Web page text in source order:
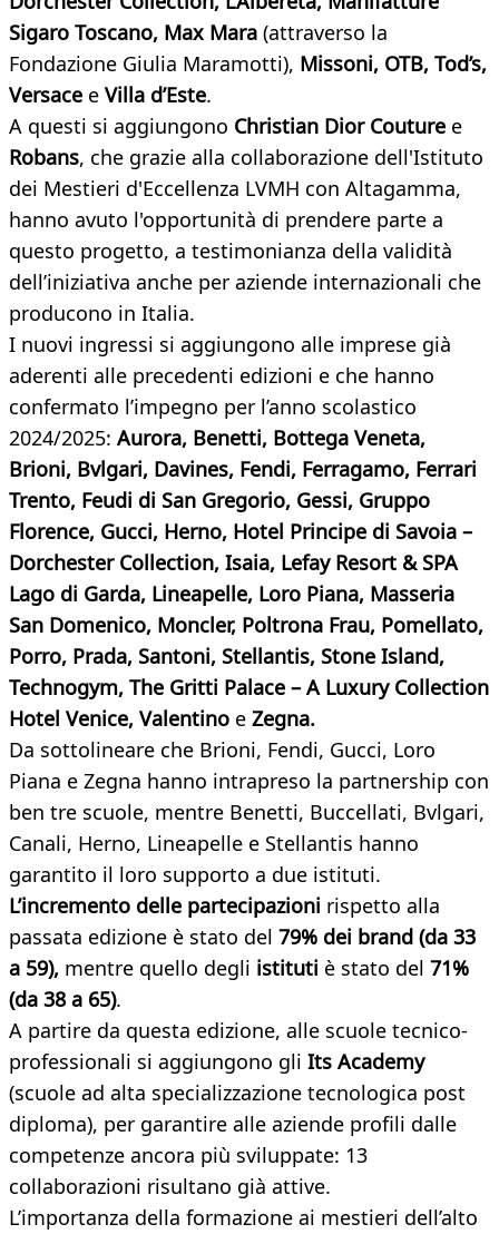
Sigaro Toscano, Max Mara (attraverso la
Fondazione Giulia Maramotti), Missoni, OTB, Tod’s,
Versace e Villa d’Este.
A questi si aggiungono Christian Dior Couture e
Robans, che grazie alla collaborazione dell'Istituto
dei Mestieri d'Eccellenza LVMH con Altagamma,
hanno avuto l'opportunità di prendere parte a
questo progetto, a testimonianza della validità
dell’iniziativa anche per aziende internazionali che
producono in Italia.
I nuovi ingressi si aggiungono alle imprese già
aderenti alle precedenti edizioni e che hanno
confermato l’impegno per l’anno scolastico
2024/2025: Aurora, Benetti, Bottega Veneta,
Brioni, Bvlgari, Davines, Fendi, Ferragamo, Ferrari
Trento, Feudi di San Gregorio, Gessi, Gruppo
Florence, Gucci, Herno, Hotel Principe di Savoia –
Dorchester Collection, Isaia, Lefay Resort & SPA
Lago di Garda, Lineapelle, Loro Piana, Masseria
San Domenico, Moncler, Poltrona Frau, Pomellato,
Porro, Prada, Santoni, Stellantis, Stone Island,
Technogym, The Gritti Palace – A Luxury Collection
Hotel Venice, Valentino e Zegna.
Da sottolineare che Brioni, Fendi, Gucci, Loro
Piana e Zegna hanno intrapreso la partnership con
ben tre scuole, mentre Benetti, Buccellati, Bvlgari,
Canali, Herno, Lineapelle e Stellantis hanno
garantito il loro supporto a due istituti.
L’incremento delle partecipazioni rispetto alla
passata edizione è stato del 79% dei brand (da 33
a 59), mentre quello degli istituti è stato del 71%
(da 38 a 65).
A partire da questa edizione, alle scuole tecnico-
professionali si aggiungono gli Its Academy
(scuole ad alta specializzazione tecnologica post
diploma), per garantire alle aziende profili dalle
competenze ancora più sviluppate: 13
collaborazioni risultano già attive.
L’importanza della formazione ai mestieri dell’alto